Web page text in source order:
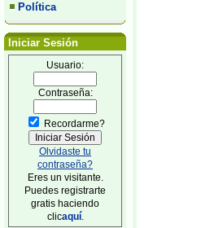
Política
Iniciar Sesión
Usuario:
Contraseña:
Recordarme?
Olvidaste tu
contraseña?
Eres un visitante.
Puedes registrarte
gratis haciendo
clicaquí.